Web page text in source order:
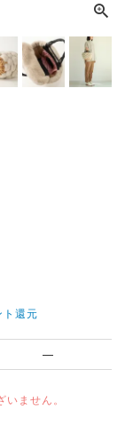
ト還元
—
ません。